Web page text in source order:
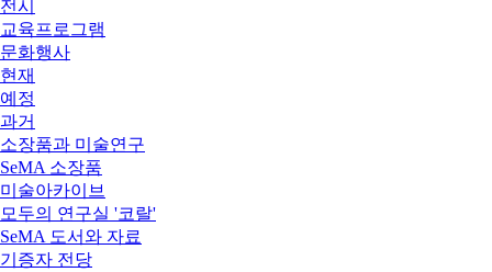
전시
교육프로그램
문화행사
현재
예정
과거
소장품과 미술연구
SeMA 소장품
미술아카이브
모두의 연구실 '코랄'
SeMA 도서와 자료
기증자 전당